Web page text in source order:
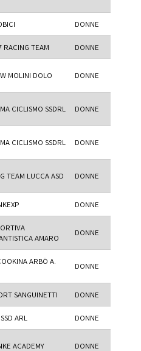
DONNE
RACING TEAM DONNE
MOLINI DOLO DONNE
CICLISMO SSDRL DONNE
CICLISMO SSDRL DONNE
TEAM LUCCA ASD DONNE
DONNE
AMARO
DONNE
ARBÖ A.
DONNE
SANGUINETTI DONNE
ARL DONNE
ACADEMY DONNE